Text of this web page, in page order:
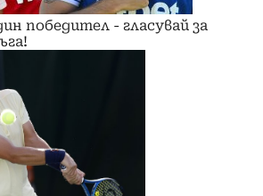
победител - гласувай за